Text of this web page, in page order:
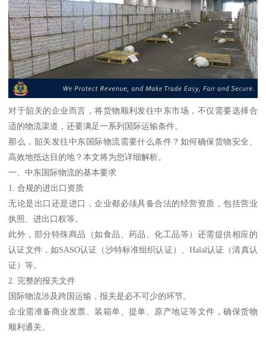
对于韶关的企业而言，将货物顺利发往中东市场，不仅需要选择合
适的物流渠道，还要满足一系列国际运输条件。
那么，韶关发往中东国际物流需要什么条件？如何确保货物安全、
高效地抵达目的地？本文将为您详细解析。
一、中东国际物流的基本要求
1. 合规的进出口资质
无论是出口还是进口，企业都必须具备合法的经营资质，包括营业
执照、进出口权等。
此外，部分特殊商品（如食品、药品、化工品等）还需提供相应的
认证文件，如SASO认证（沙特标准组织认证）、Halal认证（清真认
证）等。
2. 完整的报关文件
国际物流涉及跨国运输，报关是必不可少的环节。
企业需准备商业发票、装箱单、提单、原产地证等文件，确保货物
顺利通关。